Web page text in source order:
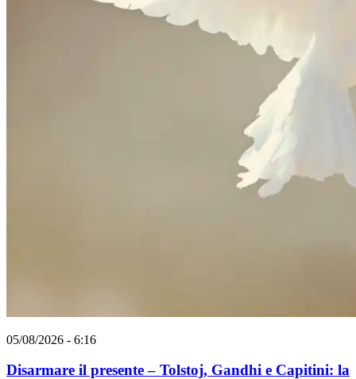
05/08/2026 - 6:16
Disarmare il presente – Tolstoj, Gandhi e Capitini: la